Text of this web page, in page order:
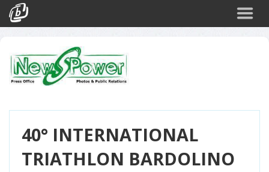
Eventi
Login
40° INTERNATIONAL
TRIATHLON BARDOLINO